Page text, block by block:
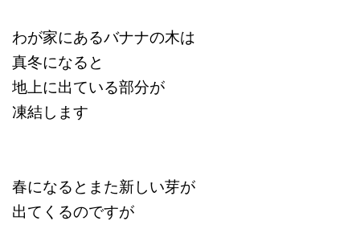
わが家にあるバナナの木は
真冬になると
地上に出ている部分が
凍結します
春になるとまた新しい芽が
出てくるのですが